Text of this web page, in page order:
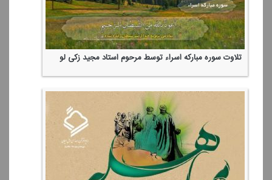
تلاوت سوره مباركه اسراء توسط مرحوم استاد مجید زكی لو